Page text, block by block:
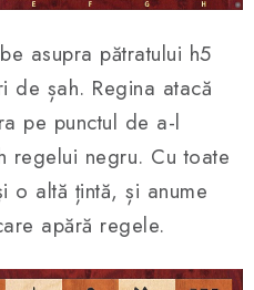
asupra pătratului h5
de șah. Regina atacă
pe punctul de a-l
regelui negru. Cu toate
o altă țintă, și anume
apără regele.